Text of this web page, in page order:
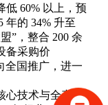
低 60% 以上，预
年的 34% 升至
”，整合 200 余
备采购价
全国推广，进一
心技术与全产业